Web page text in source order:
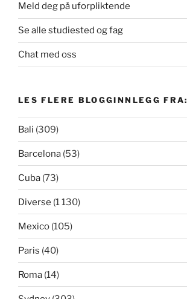
Meld deg på uforpliktende
Se alle studiested og fag
Chat med oss
LES FLERE BLOGGINNLEGG FRA:
Bali (309)
Barcelona (53)
Cuba (73)
Diverse (1 130)
Mexico (105)
Paris (40)
Roma (14)